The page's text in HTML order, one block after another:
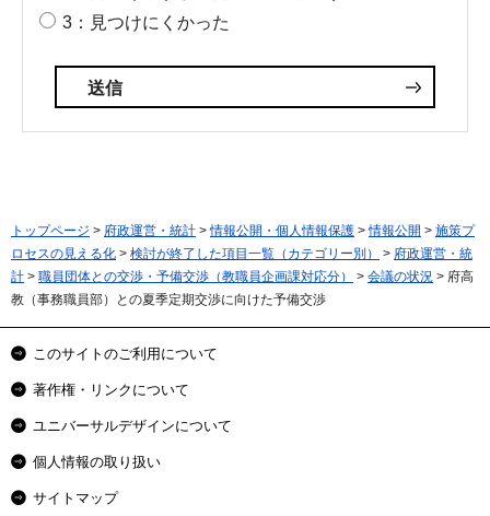
3：見つけにくかった
トップページ > 府政運営・統計 >情報公開・個人情報保護 >情報公開 > 施策プ
ロセスの見える化 > 検討が終了した項目一覧（カテゴリー別） > 府政運営・統
計 > 職員団体との交渉・予備交渉（教職員企画課対応分） > 会議の状況 > 府高
教（事務職員部）との夏季定期交渉に向けた予備交渉
このサイトのご利用について
著作権・リンクについて
ユニバーサルデザインについて
個人情報の取り扱い
サイトマップ